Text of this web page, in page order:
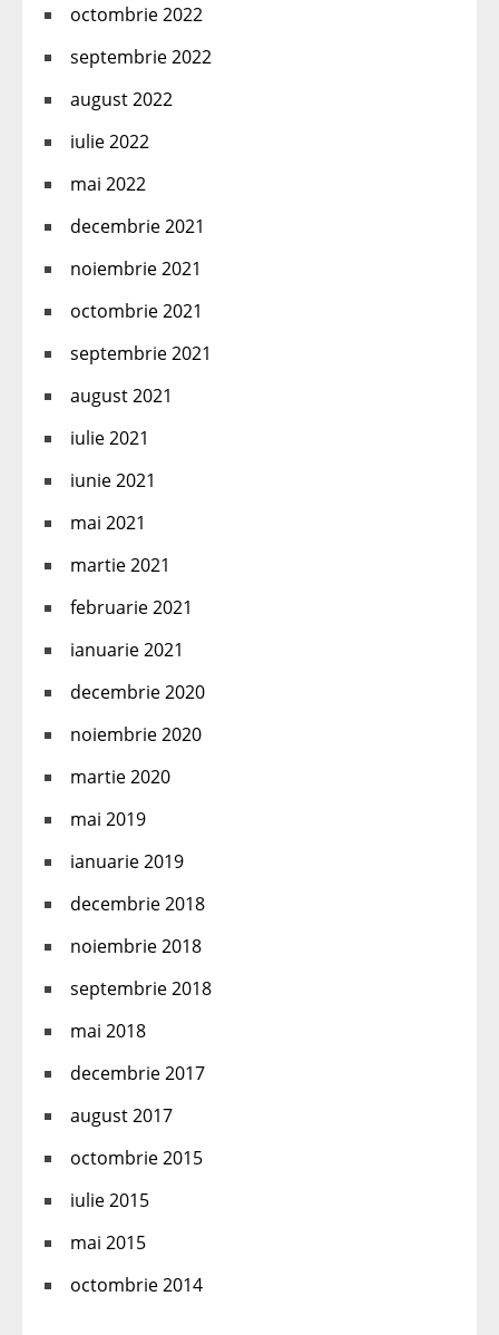
octombrie 2022
septembrie 2022
august 2022
iulie 2022
mai 2022
decembrie 2021
noiembrie 2021
octombrie 2021
septembrie 2021
august 2021
iulie 2021
iunie 2021
mai 2021
martie 2021
februarie 2021
ianuarie 2021
decembrie 2020
noiembrie 2020
martie 2020
mai 2019
ianuarie 2019
decembrie 2018
noiembrie 2018
septembrie 2018
mai 2018
decembrie 2017
august 2017
octombrie 2015
iulie 2015
mai 2015
octombrie 2014